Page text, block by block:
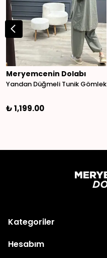
Meryemcenin Dolabı
Yandan Düğmeli Tunik Gömlek
₺ 1,199.00
Kategoriler
Hesabım